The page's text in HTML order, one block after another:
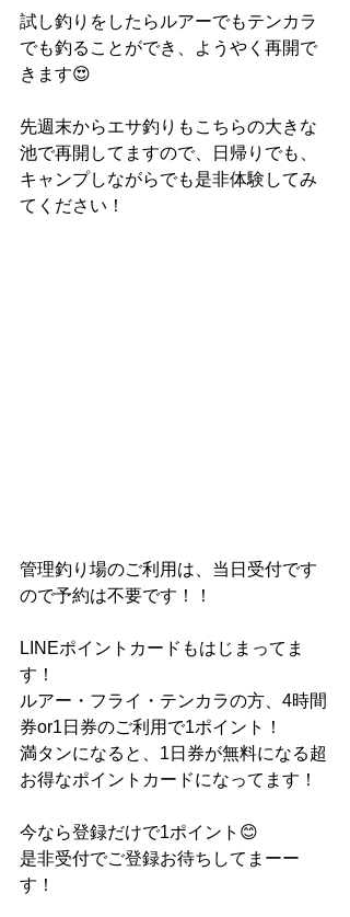
試し釣りをしたらルアーでもテンカラ
でも釣ることができ、ようやく再開で
きます😍
先週末からエサ釣りもこちらの大きな
池で再開してますので、日帰りでも、
キャンプしながらでも是非体験してみ
てください！
管理釣り場のご利用は、当日受付です
ので予約は不要です！！
LINEポイントカードもはじまってま
す！
ルアー・フライ・テンカラの方、4時間
券or1日券のご利用で1ポイント！
満タンになると、1日券が無料になる超
お得なポイントカードになってます！
今なら登録だけで1ポイント😊
是非受付でご登録お待ちしてまーー
す！